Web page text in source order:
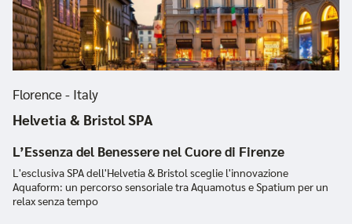
Florence - Italy
Helvetia & Bristol SPA
L’Essenza del Benessere nel Cuore di Firenze
L'esclusiva SPA dell'Helvetia & Bristol sceglie l'innovazione
Aquaform: un percorso sensoriale tra Aquamotus e Spatium per un
relax senza tempo